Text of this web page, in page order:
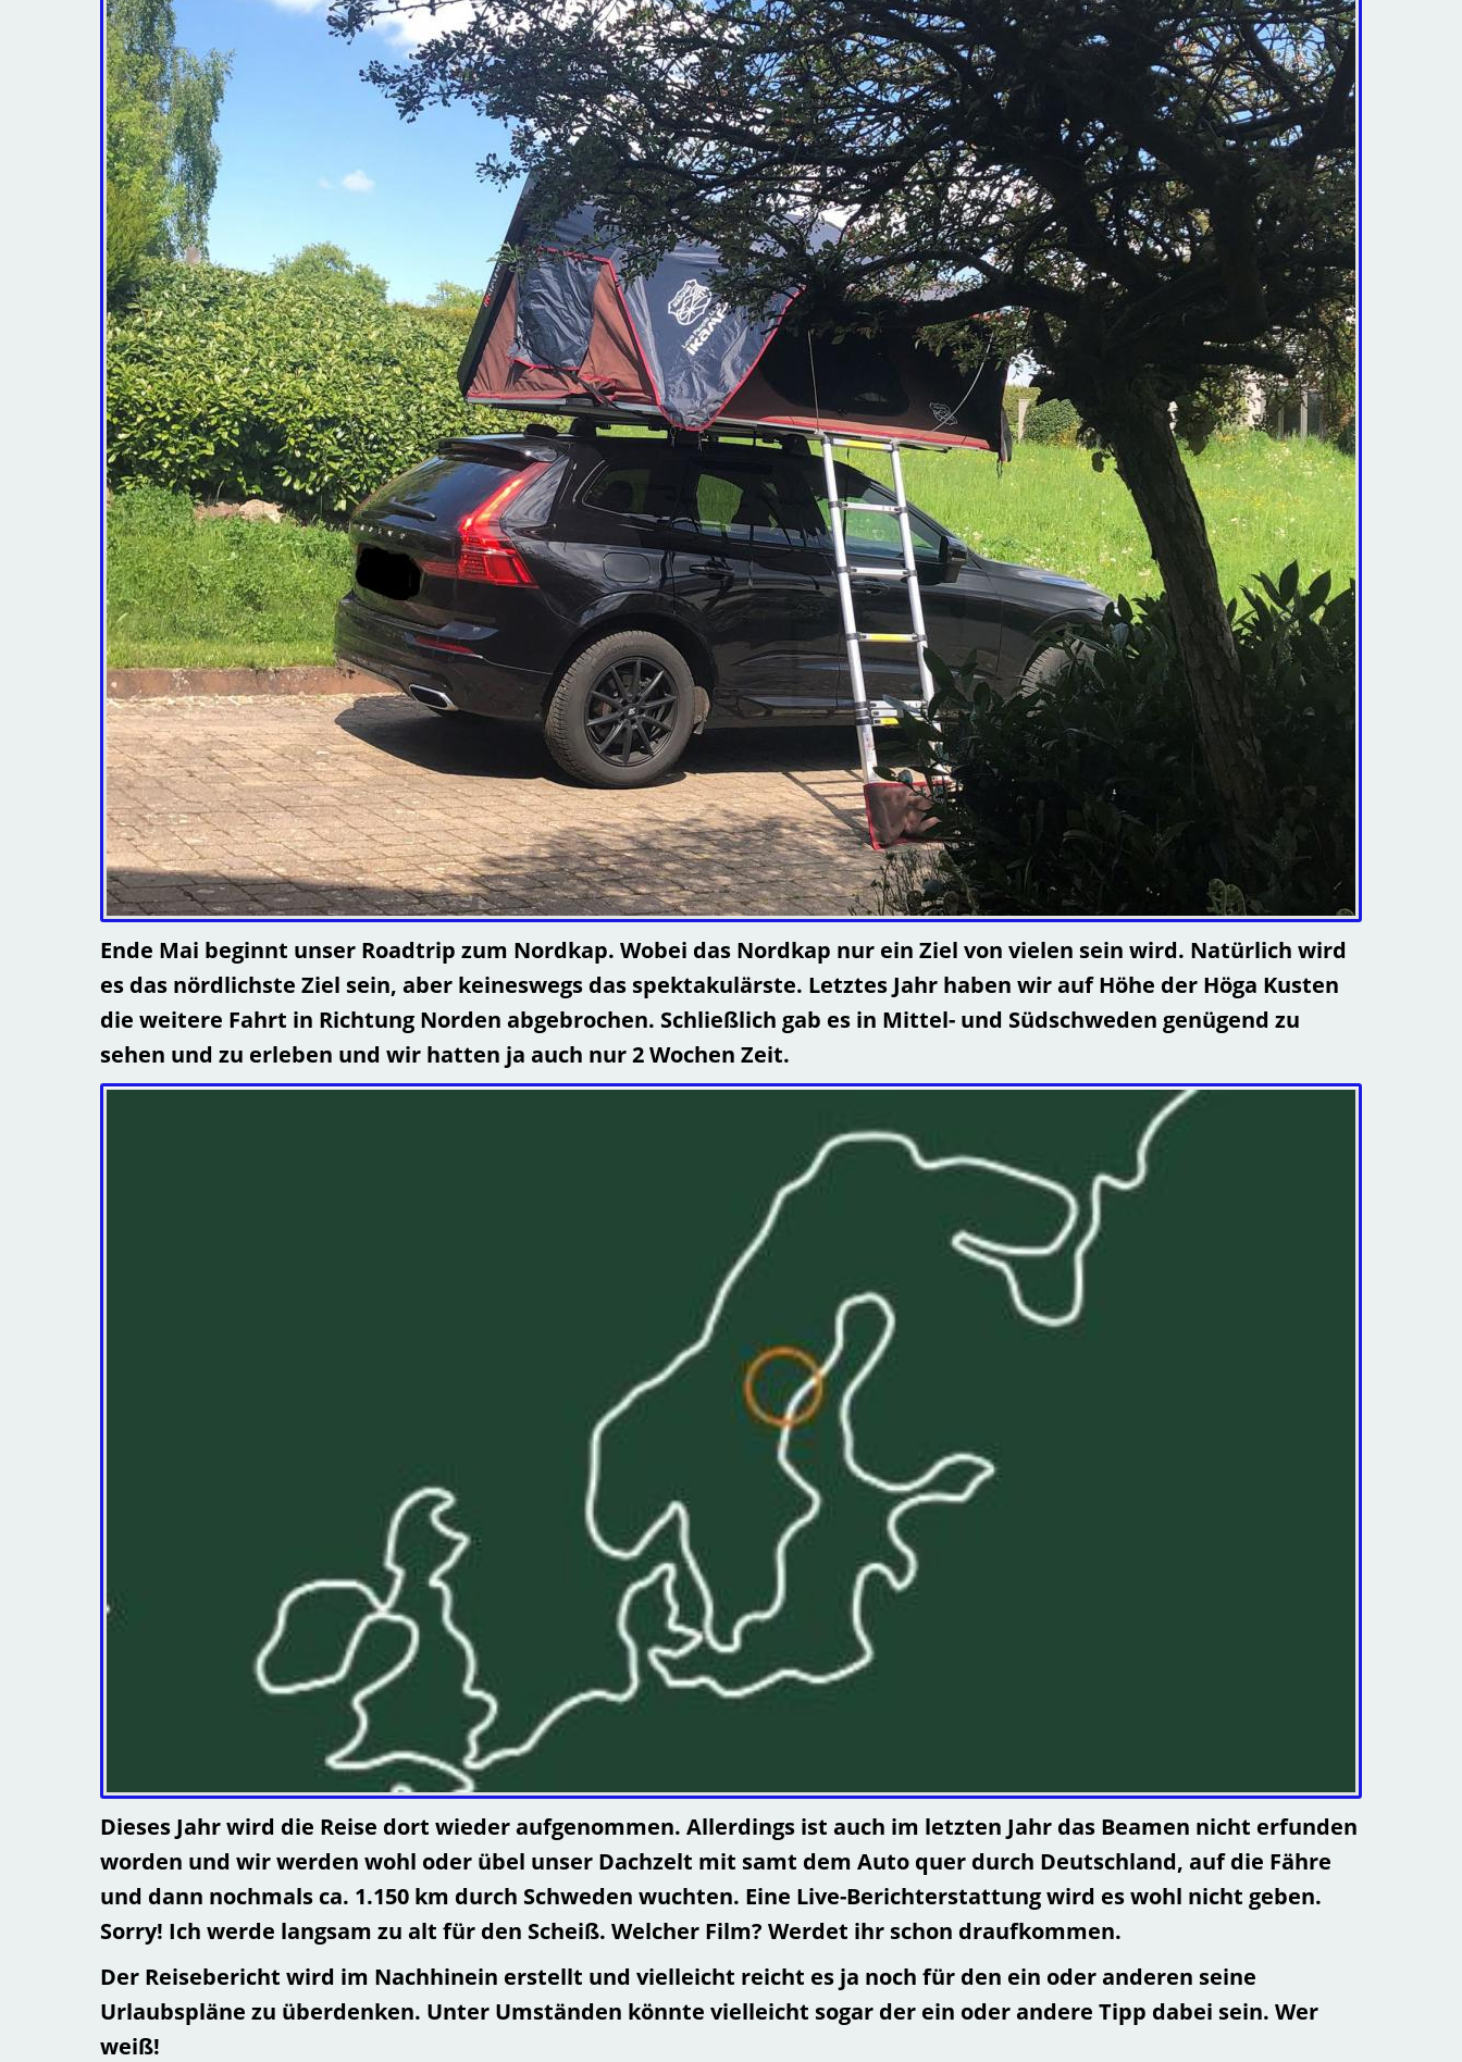
Ende Mai beginnt unser Roadtrip zum Nordkap. Wobei das Nordkap nur ein Ziel von vielen sein wird. Natürlich wird
es das nördlichste Ziel sein, aber keineswegs das spektakulärste. Letztes Jahr haben wir auf Höhe der Höga Kusten
die weitere Fahrt in Richtung Norden abgebrochen. Schließlich gab es in Mittel- und Südschweden genügend zu
sehen und zu erleben und wir hatten ja auch nur 2 Wochen Zeit.
Dieses Jahr wird die Reise dort wieder aufgenommen. Allerdings ist auch im letzten Jahr das Beamen nicht erfunden
worden und wir werden wohl oder übel unser Dachzelt mit samt dem Auto quer durch Deutschland, auf die Fähre
und dann nochmals ca. 1.150 km durch Schweden wuchten. Eine Live-Berichterstattung wird es wohl nicht geben.
Sorry! Ich werde langsam zu alt für den Scheiß. Welcher Film? Werdet ihr schon draufkommen.
Der Reisebericht wird im Nachhinein erstellt und vielleicht reicht es ja noch für den ein oder anderen seine
Urlaubspläne zu überdenken. Unter Umständen könnte vielleicht sogar der ein oder andere Tipp dabei sein. Wer
weiß!